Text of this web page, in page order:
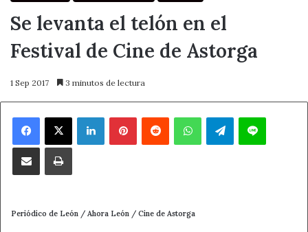
Se levanta el telón en el
Festival de Cine de Astorga
1 Sep 2017 3 minutos de lectura
Facebook
X LinkedInPinterestReddit WhatsAppTelegramLine
Compartir por correo electrónicoImprimir
Periódico de León / Ahora León / Cine de Astorga